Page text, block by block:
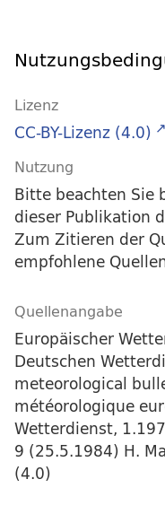
Lizenz
CC-BY-Lizenz (4.0)
Nutzung
Bitte beachten Sie
dieser Publikation
Zum Zitieren der
empfohlene
Quellenangabe
Europäischer
Deutschen
meteorological
météorologique
Wetterdienst,
9 (25.5.1984) H.
(4.0)